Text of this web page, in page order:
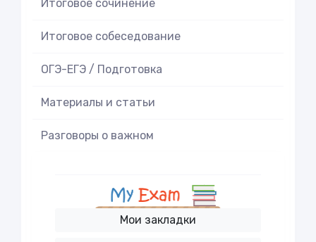
Итоговое cочинение
Итоговое cобеседование
ОГЭ-ЕГЭ / Подготовка
Материалы и статьи
Разговоры о важном
Мои закладки